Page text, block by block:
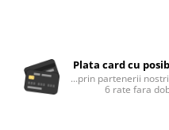
Plata card cu
...prin partenerii
6 rate fara